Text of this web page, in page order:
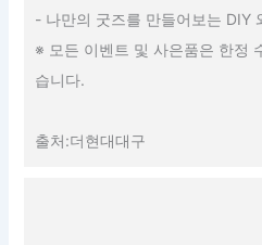
- 나만의 굿즈를 만들어보는 DIY
※ 모든 이벤트 및 사은품은 한정
습니다.
출처:더현대대구